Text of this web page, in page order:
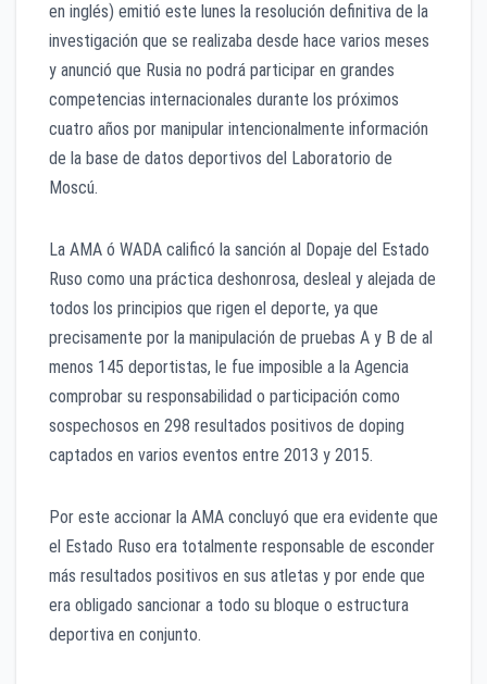
en inglés) emitió este lunes la resolución definitiva de la
investigación que se realizaba desde hace varios meses
y anunció que Rusia no podrá participar en grandes
competencias internacionales durante los próximos
cuatro años por manipular intencionalmente información
de la base de datos deportivos del Laboratorio de
Moscú.
La AMA ó WADA calificó la sanción al Dopaje del Estado
Ruso como una práctica deshonrosa, desleal y alejada de
todos los principios que rigen el deporte, ya que
precisamente por la manipulación de pruebas A y B de al
menos 145 deportistas, le fue imposible a la Agencia
comprobar su responsabilidad o participación como
sospechosos en 298 resultados positivos de doping
captados en varios eventos entre 2013 y 2015.
Por este accionar la AMA concluyó que era evidente que
el Estado Ruso era totalmente responsable de esconder
más resultados positivos en sus atletas y por ende que
era obligado sancionar a todo su bloque o estructura
deportiva en conjunto.